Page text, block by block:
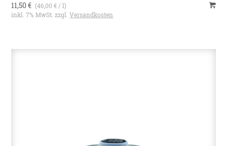
11,50 € (46,00 € / l)
inkl. 7% MwSt. zzgl.Versandkosten